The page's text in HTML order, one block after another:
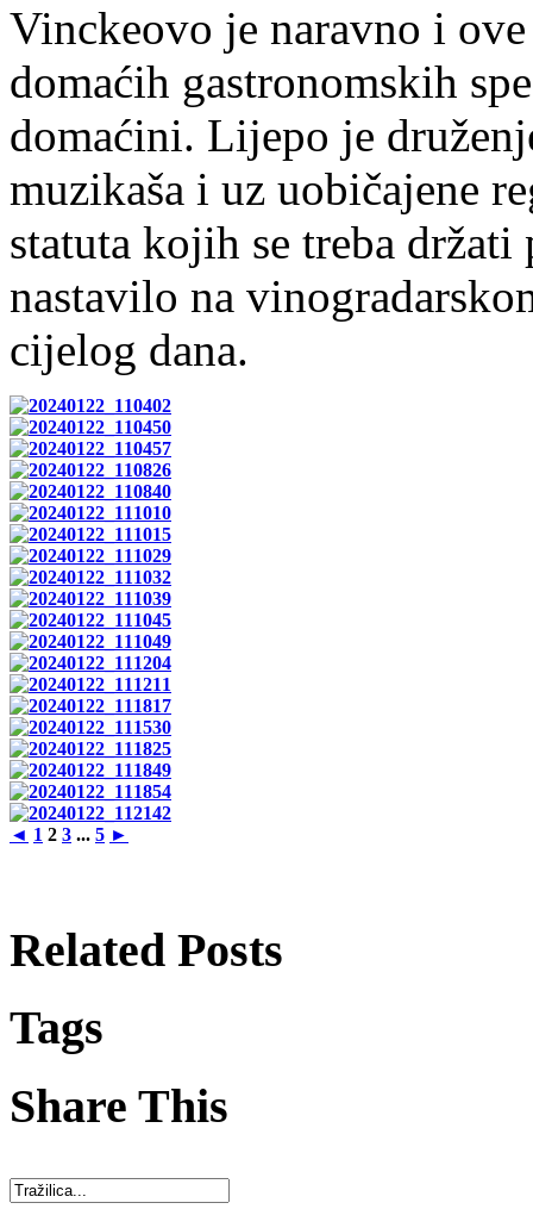
Vinckeovo je naravno i
domaćih gastronomskih
domaćini. Lijepo je
muzikaša i uz uobičajene
statuta kojih se treba
nastavilo na
cijelog dana.
◄ 1 2 3 ... 5 ►
Related Posts
Tags
Share This